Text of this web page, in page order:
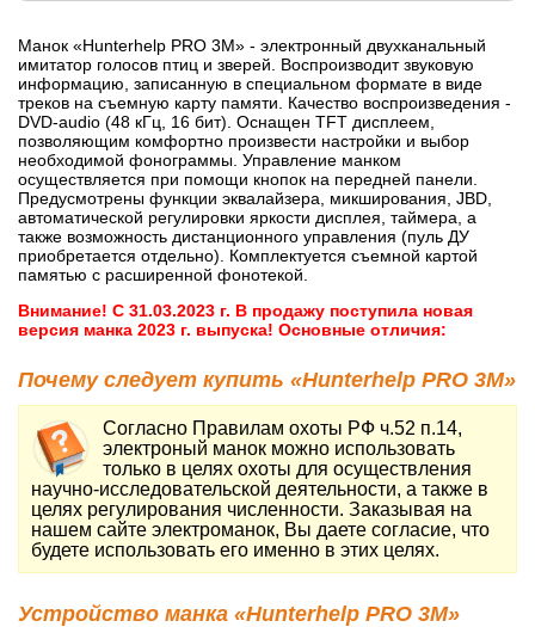
Манок «Hunterhelp PRO 3M» - электронный двухканальный
имитатор голосов птиц и зверей. Воспроизводит звуковую
информацию, записанную в специальном формате в виде
треков на съемную карту памяти. Качество воспроизведения -
DVD-audio (48 кГц, 16 бит). Оснащен TFT дисплеем,
позволяющим комфортно произвести настройки и выбор
необходимой фонограммы. Управление манком
осуществляется при помощи кнопок на передней панели.
Предусмотрены функции эквалайзера, микширования, JBD,
автоматической регулировки яркости дисплея, таймера, а
также возможность дистанционного управления (пуль ДУ
приобретается отдельно). Комплектуется съемной картой
памятью с расширенной фонотекой.
Внимание! С 31.03.2023 г. В продажу поступила новая
версия манка 2023 г. выпуска! Основные отличия:
Почему следует купить «Hunterhelp PRO 3M»
Согласно Правилам охоты РФ ч.52 п.14,
электроный манок можно использовать
только в целях охоты для осуществления
научно-исследовательской деятельности, а также в
целях регулирования численности. Заказывая на
нашем сайте электроманок, Вы даете согласие, что
будете использовать его именно в этих целях.
Устройство манка «Hunterhelp PRO 3M»